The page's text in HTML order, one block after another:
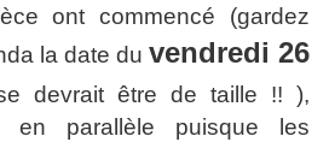
ont commencé (gardez
la date du vendredi 26
devrait être de taille !! ),
en parallèle puisque les